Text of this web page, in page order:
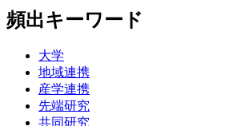
頻出キーワード
大学
地域連携
産学連携
先端研究
共同研究